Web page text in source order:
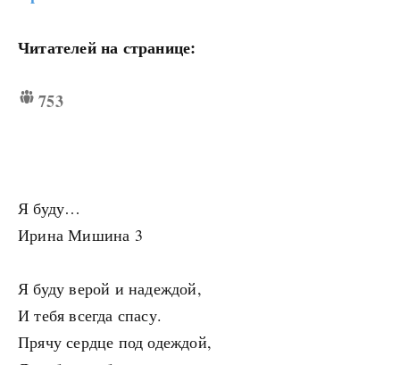
Читателей на странице:
753
Я буду…
Ирина Мишина 3
Я буду верой и надеждой,
И тебя всегда спасу.
Прячу сердце под одеждой,